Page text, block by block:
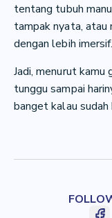
tentang tubuh
tampak nyata,
dengan lebih imersif.
Jadi, menurut kamu
tunggu sampai
banget kalau sudah